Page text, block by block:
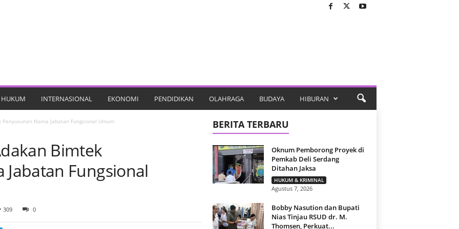
HUKUM INTERNASIONAL EKONOMI PENDIDIKAN OLAHRAGA BUDAYA HIBURAN
Nama Jabatan Fungsional Umum
Bimtek
Fungsional
309 0
BERITA TERBARU
Oknum Pemborong Proyek di
Pemkab Deli Serdang
Ditahan Jaksa
HUKUM & KRIMINAL
Agustus 7, 2026
Bobby Nasution dan Bupati
Nias Tinjau RSUD dr. M.
Thomsen, Perkuat...